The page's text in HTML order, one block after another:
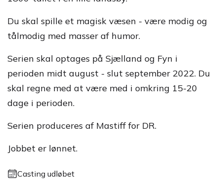
Du skal spille et magisk væsen - være modig og
tålmodig med masser af humor.
Serien skal optages på Sjælland og Fyn i
perioden midt august - slut september 2022. Du
skal regne med at være med i omkring 15-20
dage i perioden.
Serien produceres af Mastiff for DR.
Jobbet er lønnet.
Casting udløbet